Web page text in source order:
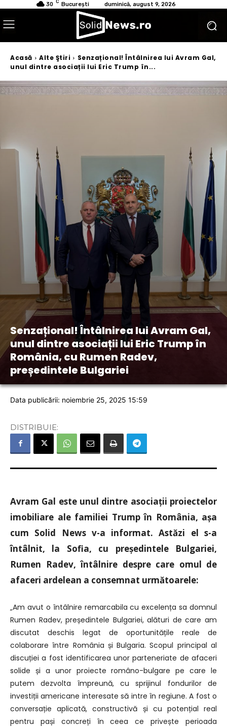
30 C București duminică, august 9, 2026
Acasă Alte Ştiri
Senzațional! Întâlnirea lui Avram Gal,
unul dintre asociații lui Eric Trump în...
Senzațional! Întâlnirea lui Avram Gal,
unul dintre asociații lui Eric Trump în
România, cu Rumen Radev,
președintele Bulgariei
Data publicării: noiembrie 25, 2025 15:59
DISTRIBUIE:
Avram Gal este unul dintre asociații proiectelor
imobiliare ale familiei Trump în România, așa
cum Solid News v-a informat. Astăzi el s-a
întâlnit, la Sofia, cu președintele Bulgariei,
Rumen Radev, întâlnire despre care omul de
afaceri ardelean a consemnat următoarele:
„Am avut o întâlnire remarcabila cu excelența sa domnul
Rumen Radev, președintele Bulgariei, alături de care am
discutat deschis legat de oportunitățile reale de
colaborare între România și Bulgaria. Scopul principal al
discuției a fost identificarea unor parteneriate de afaceri
solide și a unor proiecte româno-bulgare pe care le
putem dezvolta împreună, cu sprijinul fondurilor de
investiții americane interesate să intre în regiune. A fost o
conversație aplicată, constructivă și cu potențial real
pentru pași concreți în ceea ce privește perioada